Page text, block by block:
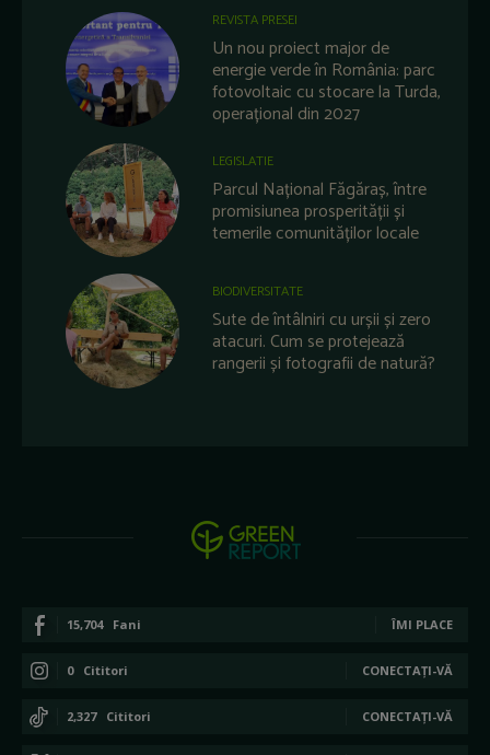
REVISTA PRESEI
Un nou proiect major de
energie verde în România: parc
fotovoltaic cu stocare la Turda,
operațional din 2027
LEGISLATIE
Parcul Național Făgăraș, între
promisiunea prosperității și
temerile comunităților locale
BIODIVERSITATE
Sute de întâlniri cu urșii și zero
atacuri. Cum se protejează
rangerii și fotografii de natură?
15,704 Fani ÎMI PLACE
0 Cititori CONECTAȚI-VĂ
2,327 Cititori CONECTAȚI-VĂ